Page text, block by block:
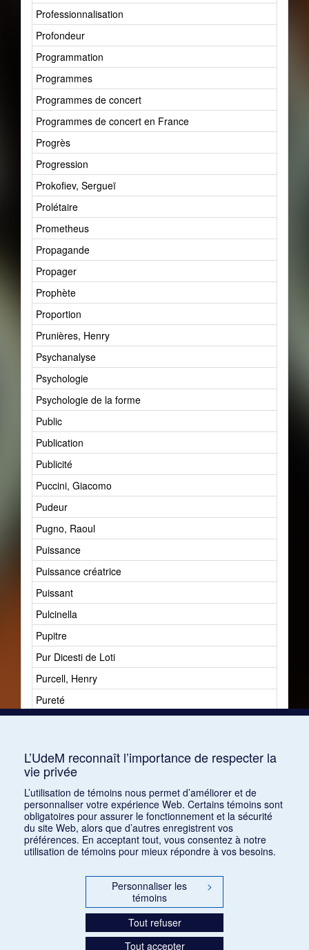
Professionnalisation
Profondeur
Programmation
Programmes
Programmes de concert
Programmes de concert en France
Progrès
Progression
Prokofiev, Sergueï
Prolétaire
Prometheus
Propagande
Propager
Prophète
Proportion
Prunières, Henry
Psychanalyse
Psychologie
Psychologie de la forme
Public
Publication
Publicité
Puccini, Giacomo
Pudeur
Pugno, Raoul
Puissance
Puissance créatrice
Puissant
Pulcinella
Pupitre
Pur Dicesti de Loti
Purcell, Henry
Pureté
L’UdeM reconnaît l’importance de respecter la
vie privée
L’utilisation de témoins nous permet d’améliorer et de
personnaliser votre expérience Web. Certains témoins sont
obligatoires pour assurer le fonctionnement et la sécurité
du site Web, alors que d’autres enregistrent vos
préférences. En acceptant tout, vous consentez à notre
utilisation de témoins pour mieux répondre à vos besoins.
Personnaliser les
témoins
>
Tout refuser
Tout accepter